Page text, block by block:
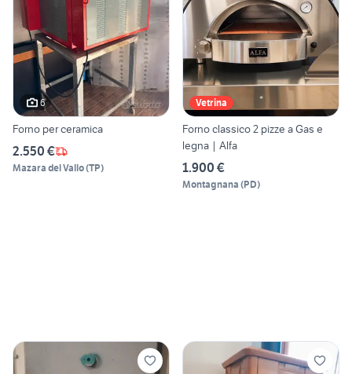
6
Forno per ceramica
2.550 €
Mazara del Vallo(TP)
Vetrina
Forno classico 2 pizze a Gas e
legna | Alfa
1.900 €
Montagnana (PD)